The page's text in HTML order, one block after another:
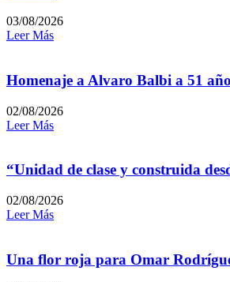
03/08/2026
Leer Más
Homenaje a Alvaro Balbi a 51
02/08/2026
Leer Más
“Unidad de clase y construida
02/08/2026
Leer Más
Una flor roja para Omar